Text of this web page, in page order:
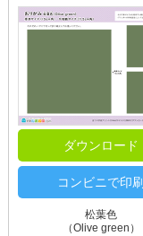
ダウンロード
コンビニで印刷
松葉色
（Olive green）